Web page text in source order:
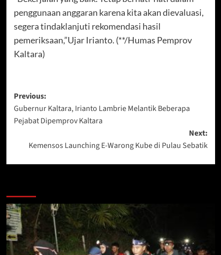
penggunaan anggaran karena kita akan dievaluasi,
segera tindaklanjuti rekomendasi hasil
pemeriksaan,”Ujar Irianto. (**/Humas Pemprov
Kaltara)
Post
navigation
Previous:
Gubernur Kaltara, Irianto Lambrie Melantik Beberapa
Pejabat Dipemprov Kaltara
Next:
Kemensos Launching E-Warong Kube di Pulau Sebatik